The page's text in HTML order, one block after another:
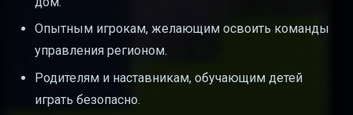
Опытным игрокам, желающим освоить команды
управления регионом.
Родителям и наставникам, обучающим детей
играть безопасно.